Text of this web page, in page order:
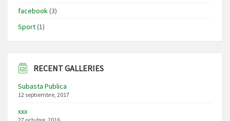
facebook(3)
Sport(1)
RECENT GALLERIES
Subasta Publica
12 septiembre, 2017
xxx